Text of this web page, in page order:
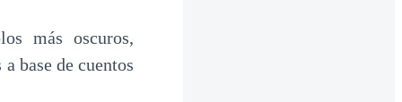
más oscuros,
base de cuentos